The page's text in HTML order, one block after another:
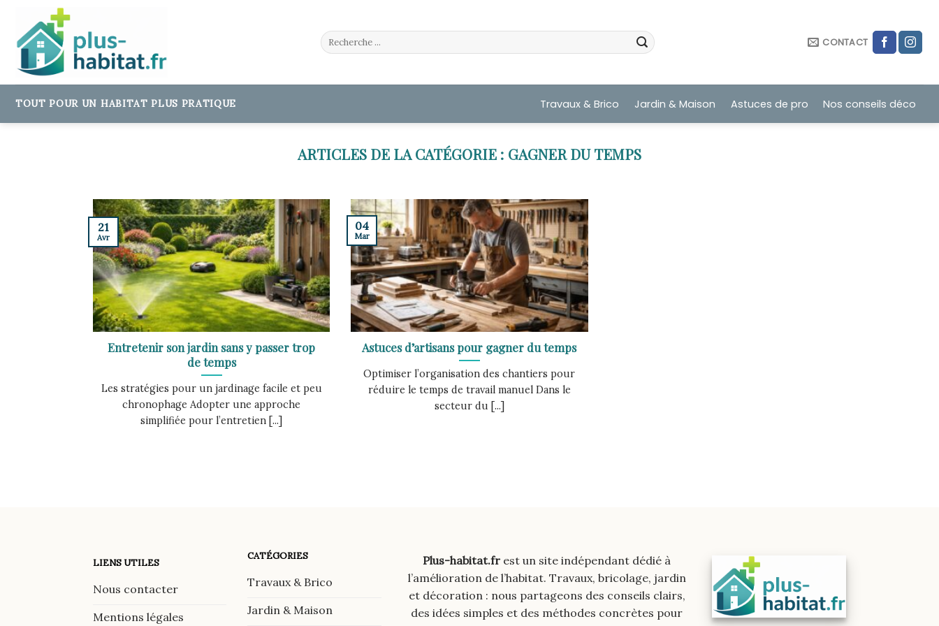
content
CONTACT
TOUT POUR UN HABITAT PLUS PRATIQUE Travaux & Brico Jardin & Maison Astuces de pro Nos conseils déco
GAGNER DU TEMPS
Entretenir son jardin sans y passer trop
de temps
Les stratégies pour un jardinage facile et peu
chronophage Adopter une approche
simplifiée pour l’entretien [...]
21
Avr
Astuces d’artisans pour gagner du temps
Optimiser l’organisation des chantiers pour
réduire le temps de travail manuel Dans le
secteur du [...]
04
Mar
LIENS UTILES
Nous contacter
Mentions légales
CATÉGORIES
Travaux & Brico
Jardin & Maison
Plus-habitat.fr est un site indépendant dédié à
l’amélioration de l’habitat. Travaux, bricolage, jardin
et décoration : nous partageons des conseils clairs,
des idées simples et des méthodes concrètes pour